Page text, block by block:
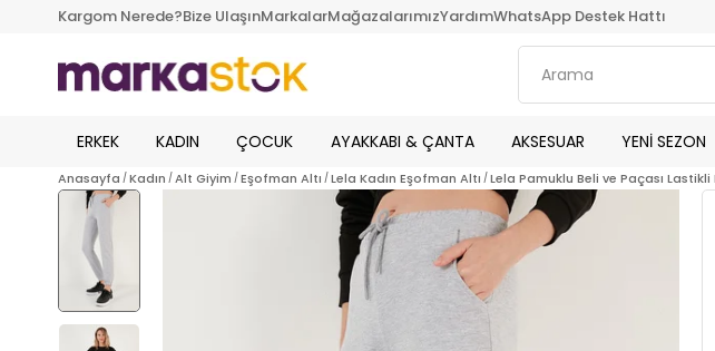
Kargom Nerede?Bize UlaşınMarkalarMağazalarımızYardımWhatsApp Destek Hattı
ERKEK KADIN ÇOCUK AYAKKABI & ÇANTA AKSESUAR YENİ SEZON
Anasayfa Kadın Alt Giyim Eşofman Altı Lela Kadın Eşofman Altı Lela Pamuklu Beli ve Paçası